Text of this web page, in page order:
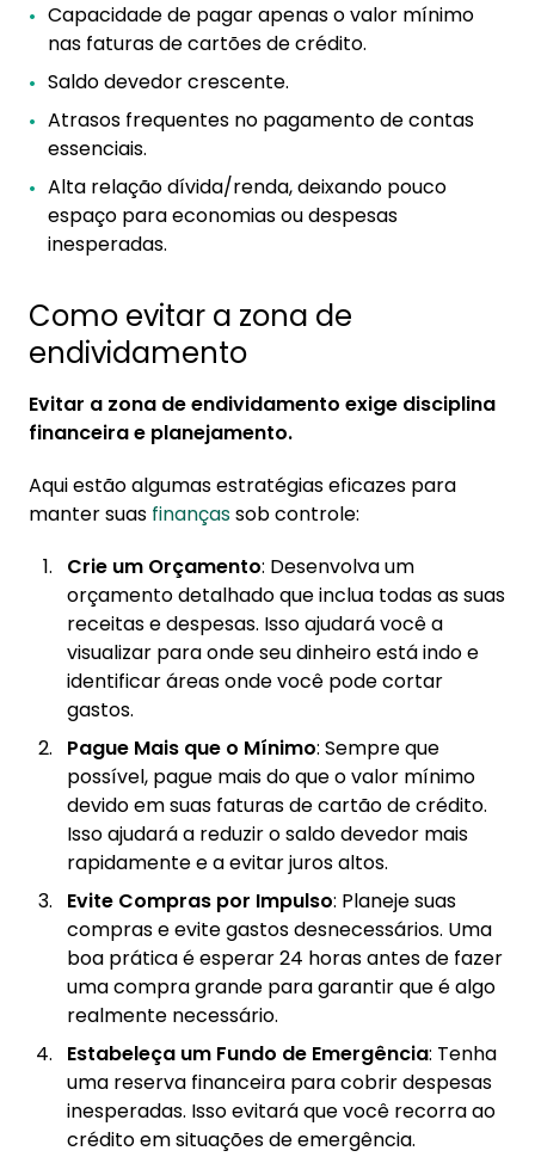
Capacidade de pagar apenas o valor mínimo
nas faturas de cartões de crédito.
Saldo devedor crescente.
Atrasos frequentes no pagamento de contas
essenciais.
Alta relação dívida/renda, deixando pouco
espaço para economias ou despesas
inesperadas.
Como evitar a zona de
endividamento
Evitar a zona de endividamento exige disciplina
financeira e planejamento.
Aqui estão algumas estratégias eficazes para
manter suas finançassob controle:
Crie um Orçamento: Desenvolva um
orçamento detalhado que inclua todas as suas
receitas e despesas. Isso ajudará você a
visualizar para onde seu dinheiro está indo e
identificar áreas onde você pode cortar
gastos.
Pague Mais que o Mínimo: Sempre que
possível, pague mais do que o valor mínimo
devido em suas faturas de cartão de crédito.
Isso ajudará a reduzir o saldo devedor mais
rapidamente e a evitar juros altos.
Evite Compras por Impulso: Planeje suas
compras e evite gastos desnecessários. Uma
boa prática é esperar 24 horas antes de fazer
uma compra grande para garantir que é algo
realmente necessário.
Estabeleça um Fundo de Emergência: Tenha
uma reserva financeira para cobrir despesas
inesperadas. Isso evitará que você recorra ao
crédito em situações de emergência.